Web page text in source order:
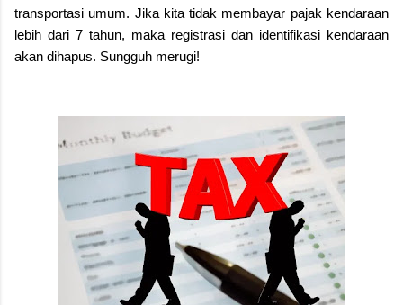
transportasi umum. Jika kita tidak membayar pajak kendaraan
lebih dari 7 tahun, maka registrasi dan identifikasi kendaraan
akan dihapus. Sungguh merugi!